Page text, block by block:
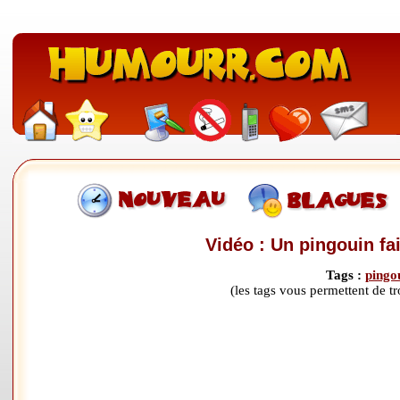
Vidéo : Un pingouin
Tags :
(les tags vous permettent de